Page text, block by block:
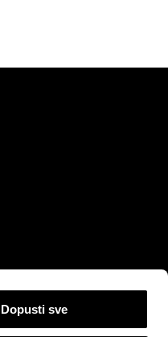
Dopusti sve